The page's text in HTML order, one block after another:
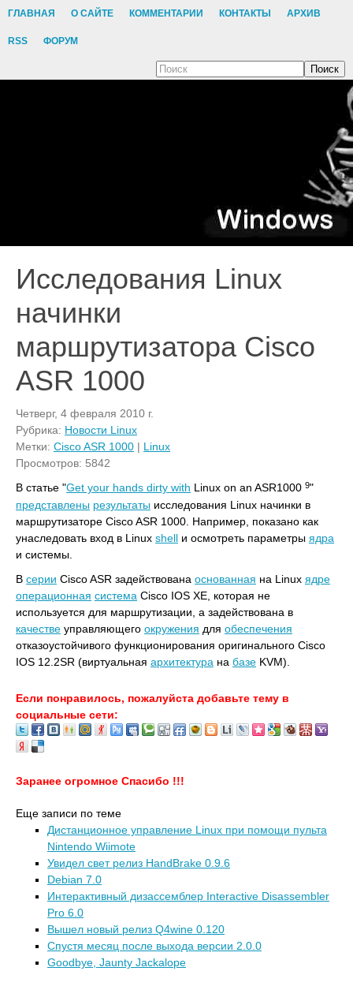
ГЛАВНАЯ О САЙТЕ КОММЕНТАРИИ КОНТАКТЫ АРХИВ
RSS ФОРУМ
Поиск
Исследования Linux
начинки
маршрутизатора Cisco
ASR 1000
Четверг, 4 февраля 2010 г.
Рубрика: Новости Linux
Метки: Cisco ASR 1000 | Linux
Просмотров: 5842
В статье "Get your hands dirty with Linux on an ASR1000 9"
представлены результаты исследования Linux начинки в
маршрутизаторе Cisco ASR 1000. Например, показано как
унаследовать вход в Linux shell и осмотреть параметры ядра
и системы.
В серии Cisco ASR задействована основанная на Linux ядре
операционная система Cisco IOS XE, которая не
используется для маршрутизации, а задействована в
качестве управляющего окружения для обеспечения
отказоустойчивого функционирования оригинального Cisco
IOS 12.2SR (виртуальная архитектура на базе KVM).
Если понравилось, пожалуйста добавьте тему в
социальные сети:
Заранее огромное Спасибо !!!
Еще записи по теме
Дистанционное управление Linux при помощи пульта
Nintendo Wiimote
Увидел свет релиз HandBrake 0.9.6
Debian 7.0
Интерактивный дизассемблер Interactive Disassembler
Pro 6.0
Вышел новый релиз Q4wine 0.120
Спустя месяц после выхода версии 2.0.0
Goodbye, Jaunty Jackalope